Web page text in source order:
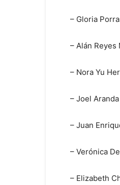
– Gloria
– Alán
– Nora Yu
– Joel
– Juan
– Verónica
– Elizabeth